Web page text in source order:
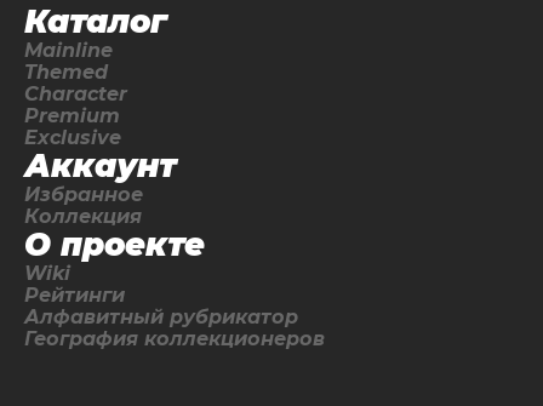
Каталог
Mainline
Themed
Character
Premium
Exclusive
Аккаунт
Избранное
Коллекция
О проекте
Wiki
Рейтинги
Алфавитный рубрикатор
География коллекционеров